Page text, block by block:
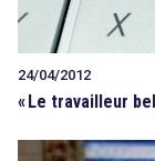
24/04/2012
«Le travailleur